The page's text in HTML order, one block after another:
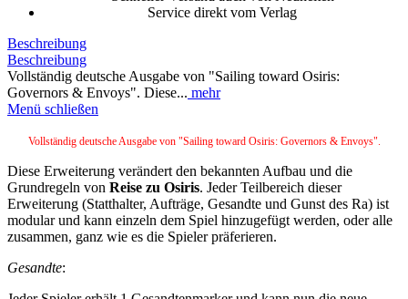
Service direkt vom Verlag
Beschreibung
Beschreibung
Vollständig deutsche Ausgabe von "Sailing toward Osiris:
Governors & Envoys". Diese... mehr
Menü schließen
Vollständig deutsche Ausgabe von "Sailing toward Osiris: Governors & Envoys".
Diese Erweiterung verändert den bekannten Aufbau und die
Grundregeln von Reise zu Osiris. Jeder Teilbereich dieser
Erweiterung (Statthalter, Aufträge, Gesandte und Gunst des Ra) ist
modular und kann einzeln dem Spiel hinzugefügt werden, oder alle
zusammen, ganz wie es die Spieler präferieren.
Gesandte: